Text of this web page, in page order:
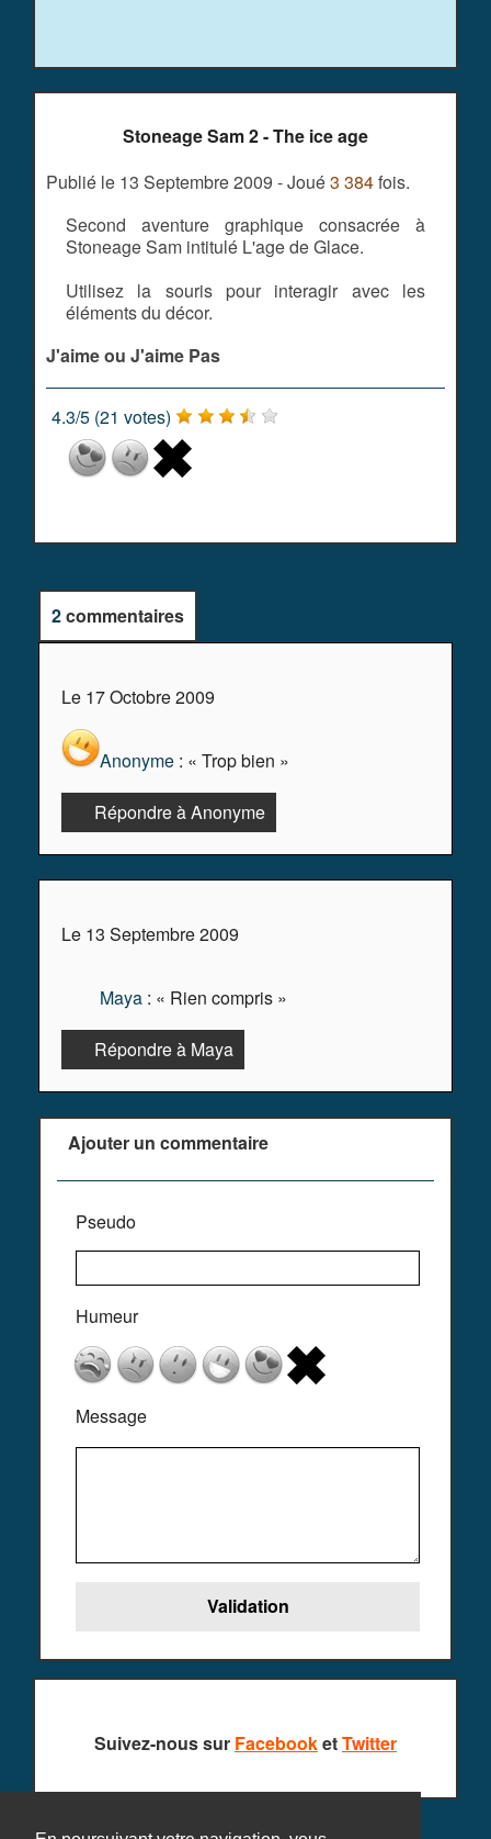
Stoneage Sam 2 - The ice age
Publié le 13 Septembre 2009 - Joué3 384fois.
Second aventure graphique consacrée à
Stoneage Sam intitulé L'age de Glace.
Utilisez la souris pour interagir avec les
éléments du décor.
J'aime ou J'aime Pas
4.3/5 (21 votes)
2commentaires
Le 17 Octobre 2009
Anonyme : « Trop bien »
Répondre à Anonyme
Le 13 Septembre 2009
Maya : « Rien compris »
Répondre à Maya
Ajouter un commentaire
Pseudo
Humeur
Message
Suivez-nous sur FacebooketTwitter